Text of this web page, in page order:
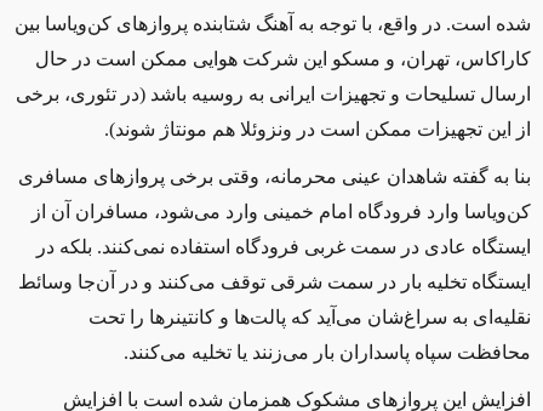
شده است. در واقع، با توجه به آهنگ شتابنده پروازهای کن‌ویاسا بین
کاراکاس، تهران، و مسکو این شرکت هوایی ممکن است در حال
ارسال تسلیحات و تجهیزات ایرانی به روسیه باشد (در تئوری، برخی
از این تجهیزات ممکن است در ونزوئلا هم مونتاژ شوند).
بنا به گفته شاهدان عینی محرمانه، وقتی برخی پروازهای مسافری
کن‌ویاسا وارد فرودگاه امام خمینی وارد می‌شود، مسافران آن از
ایستگاه عادی در سمت غربی فرودگاه استفاده نمی‌کنند. بلکه در
ایستگاه تخلیه بار در سمت شرقی توقف می‌کنند و در آن‌جا وسائط
نقلیه‌ای به سراغ‌شان می‌آید که پالت‌ها و کانتینرها را تحت
محافظت سپاه پاسداران بار می‌زنند یا تخلیه می‌کنند.
افزایش این پروازهای مشکوک همزمان شده است با افزایش